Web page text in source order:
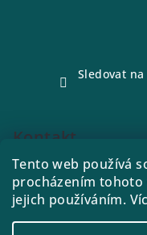
Tento web používá
procházením tohoto
jejich používáním.
Sledovat
Kontakt
e-shop @ drink21.cz
773288221